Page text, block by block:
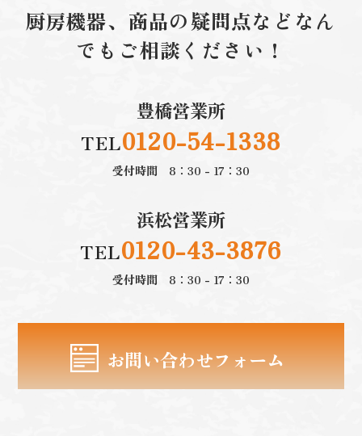
厨房機器、商品の疑問点などなん
でもご相談ください！
豊橋営業所
TEL0120-54-1338
受付時間 8：30 - 17：30
浜松営業所
TEL0120-43-3876
受付時間 8：30 - 17：30
お問い合わせフォーム